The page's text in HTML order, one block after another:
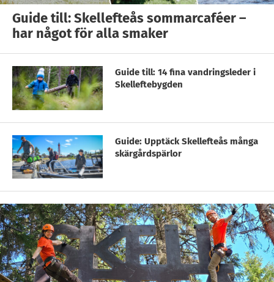
Guide till: Skellefteås sommarcaféer –
har något för alla smaker
Guide till: 14 fina vandringsleder i
Skelleftebygden
Guide: Upptäck Skellefteås många
skärgårdspärlor